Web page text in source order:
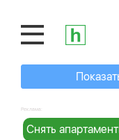
Реклама:
Снять